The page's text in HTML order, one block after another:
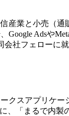
産業と小売（
Google Adsや
社フェローに就
クスアプリケ
、「まるで内